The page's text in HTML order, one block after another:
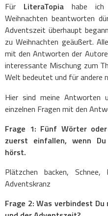
Für LiteraTopia habe ich
Weihnachten beantworten
Adventszeit überhaupt
zu Weihnachten geäußert.
mit den Antworten der
interessante Mischung zum
Welt bedeutet und für andere
Hier sind meine Antworten
einzelnen Fragen mit den
Frage 1: Fünf Wörter
zuerst einfallen, wenn
hörst.
Plätzchen backen, Schnee,
Adventskranz
Frage 2: Was verbindest